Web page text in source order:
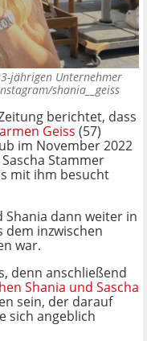
jährigen Unternehmer
shania__geiss
berichtet, dass
Geiss (57)
im November 2022
Stammer
mit ihm besucht
Shania dann weiter in
dem inzwischen
war.
denn anschließend
Shania und Sascha
sein, der darauf
sich angeblich